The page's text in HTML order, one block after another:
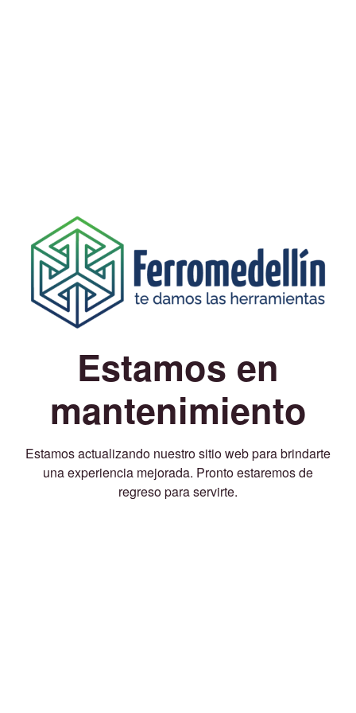
Estamos en
mantenimiento
Estamos actualizando nuestro sitio web para brindarte
una experiencia mejorada. Pronto estaremos de
regreso para servirte.